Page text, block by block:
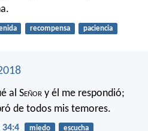
recompensa paciencia
al Señor y él me respondió;
de todos mis temores.
34:4 miedo escucha